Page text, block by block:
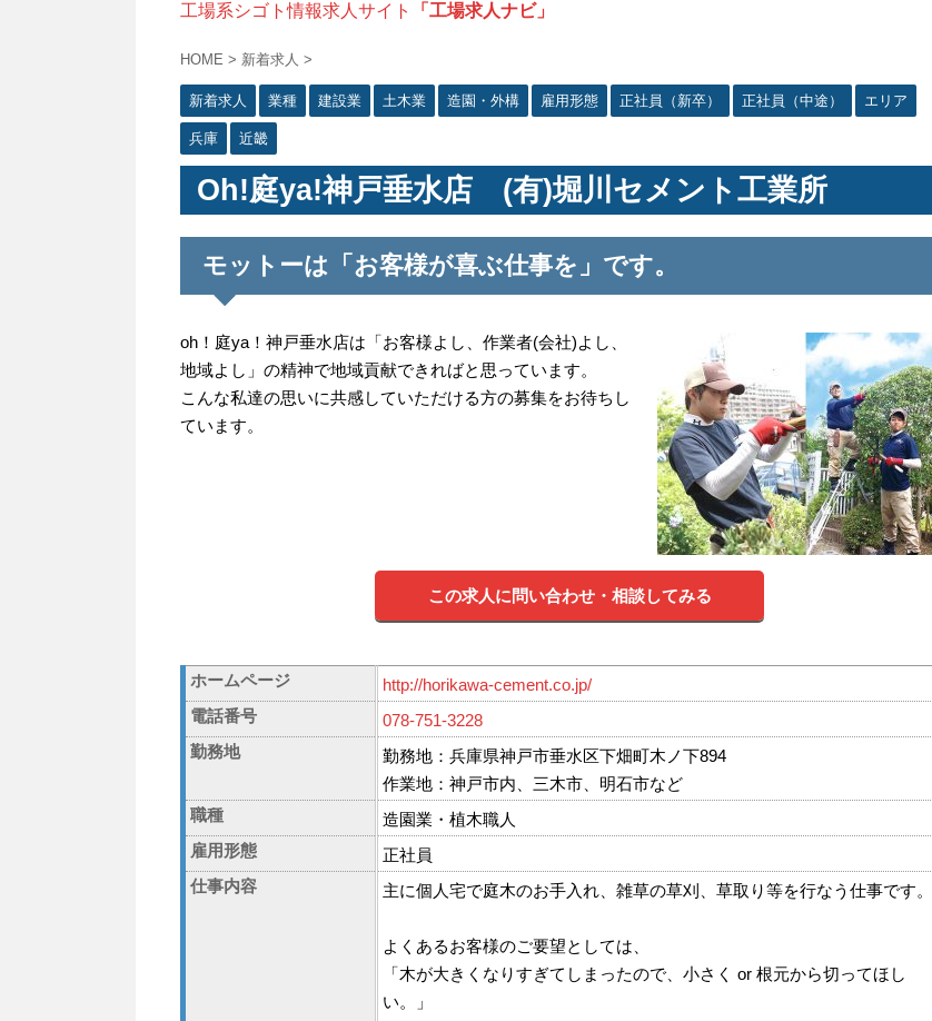
工場系シゴト情報求人サイト
「工場求人ナビ」
HOME > 新着求人 >
新着求人 業種 建設業 土木業 造園・外構 雇用形態 正社員（新卒） 正社員（中途） エリア
兵庫 近畿
Oh!庭ya!神戸垂水店 (有)堀川セメント工業所
モットーは「お客様が喜ぶ仕事を」です。
oh！庭ya！神戸垂水店は「お客様よし、作業者(会社)よし、
地域よし」の精神で地域貢献できればと思っています。
こんな私達の思いに共感していただける方の募集をお待ちし
ています。
この求人に問い合わせ・相談してみる
ホームページ
http://horikawa-cement.co.jp/
電話番号
078-751-3228
勤務地
勤務地：兵庫県神戸市垂水区下畑町木ノ下894
作業地：神戸市内、三木市、明石市など
職種
造園業・植木職人
雇用形態
正社員
仕事内容
主に個人宅で庭木のお手入れ、雑草の草刈、草取り等を行なう仕事です。
よくあるお客様のご要望としては、
「木が大きくなりすぎてしまったので、小さく or 根元から切ってほし
い。」